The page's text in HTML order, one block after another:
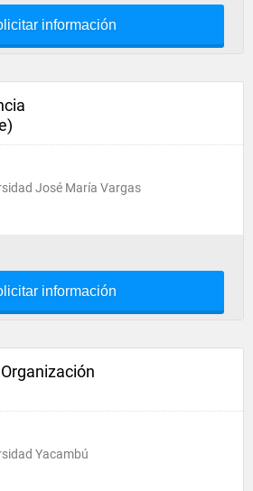
información
José María Vargas
información
Yacambú